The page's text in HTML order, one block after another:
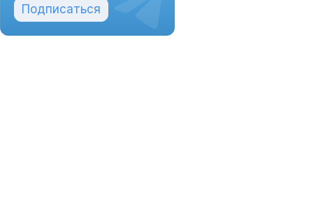
Подписаться